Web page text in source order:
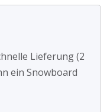
Lieferung (2
ein Snowboard